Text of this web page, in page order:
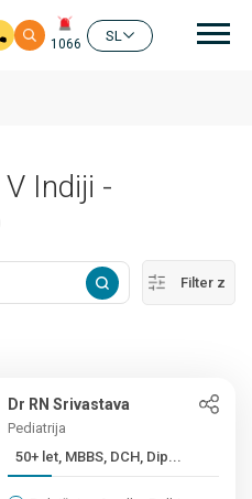
1066
SL
Indiji -
Filter z
Dr RN Srivastava
Pediatrija
50+ let, MBBS, DCH, Dip...